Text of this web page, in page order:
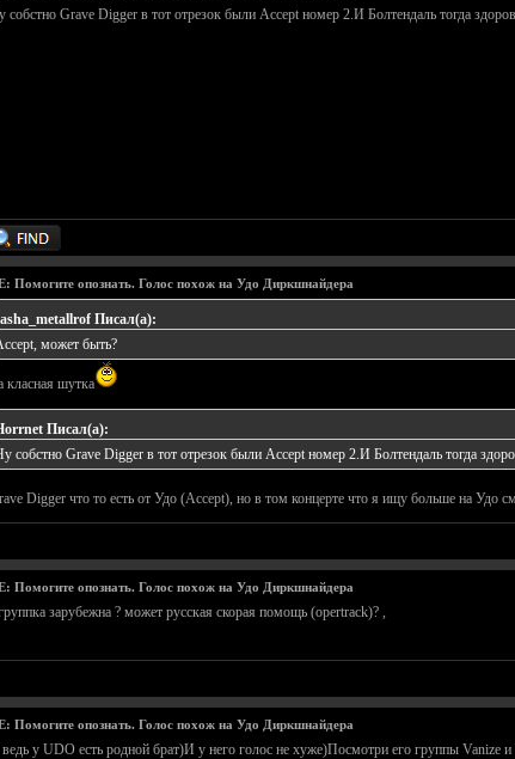
собстно Grave Digger в тот отрезок были Accept номер 2.И Болтендаль тогда
Помогите опознать. Голос похож на Удо Диркшнайдера
Писал(а):
может быть?
класная шутка
Писал(а):
собстно Grave Digger в тот отрезок были Accept номер 2.И Болтендаль тогда
Digger что то есть от Удо (Accept), но в том концерте что я ищу больше на Удо
Помогите опознать. Голос похож на Удо Диркшнайдера
зарубежна ? может русская скорая помощь (opertrack)? ,
Помогите опознать. Голос похож на Удо Диркшнайдера
у UDO есть родной брат)И у него голос не хуже)Посмотри его группы Vanize